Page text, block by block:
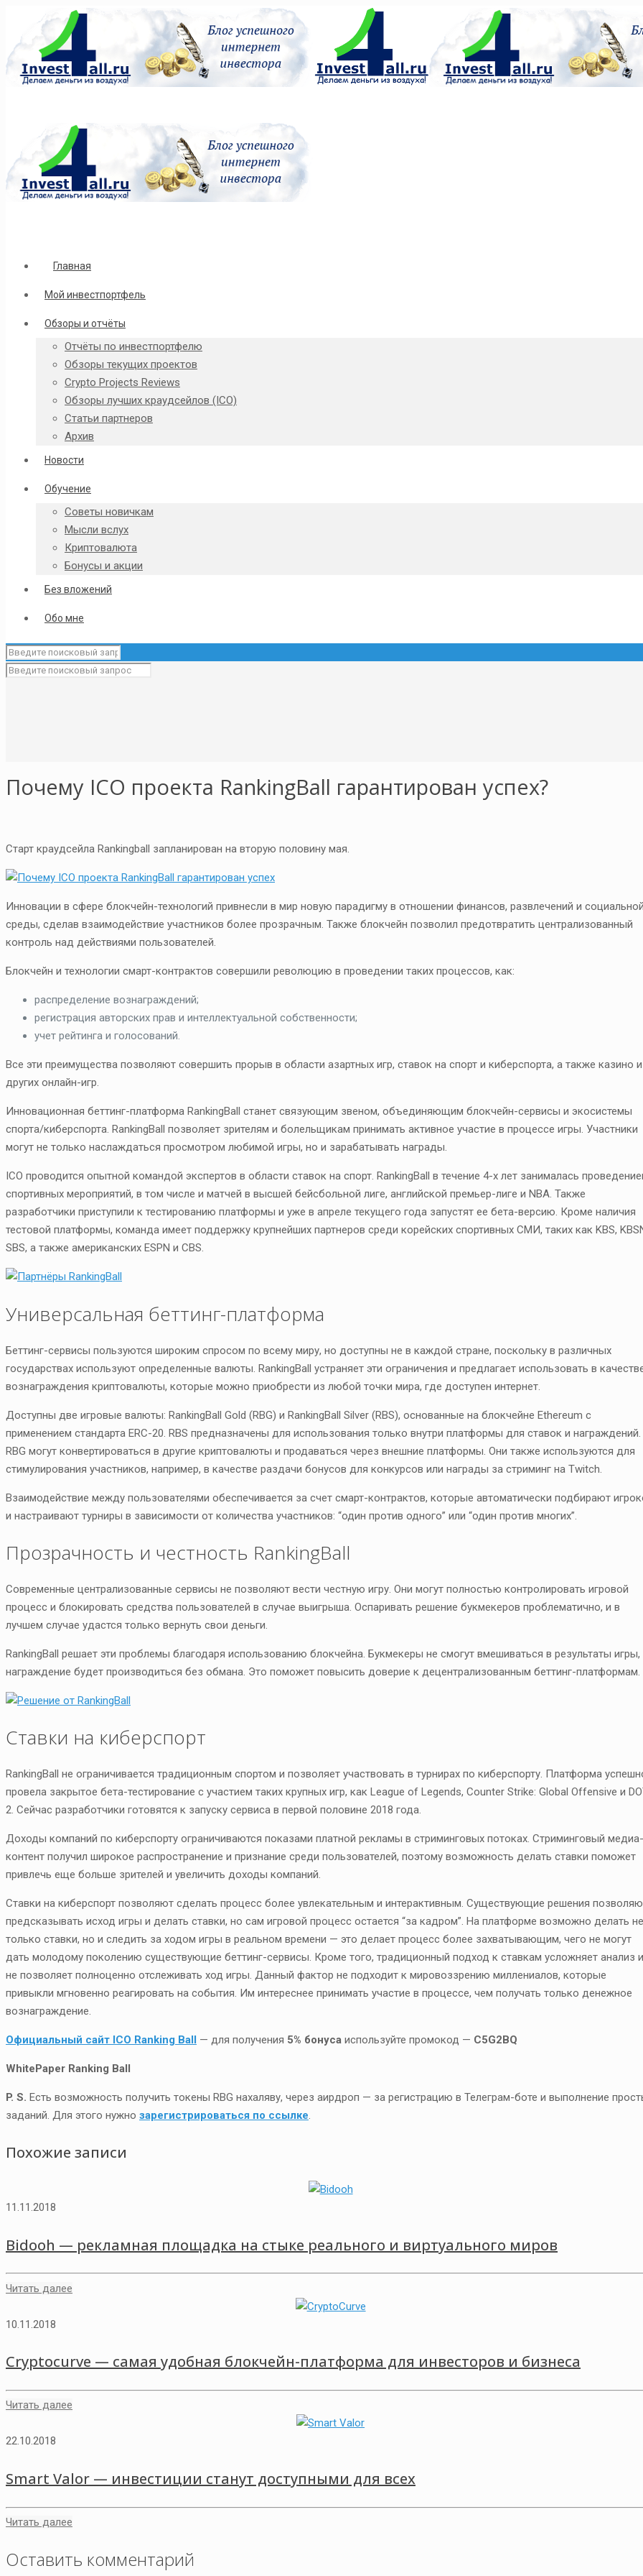
Главная
Мой инвестпортфель
Обзоры и отчёты
Отчёты по инвестпортфелю
Обзоры текущих проектов
Crypto Projects Reviews
Обзоры лучших краудсейлов (ICO)
Статьи партнеров
Архив
Новости
Обучение
Советы новичкам
Мысли вслух
Криптовалюта
Бонусы и акции
Без вложений
Обо мне
Почему ICO проекта RankingBall гарантирован успех?
Старт краудсейла Rankingball запланирован на вторую половину мая.
Инновации в сфере блокчейн-технологий привнесли в мир новую парадигму в отношении финансов, развлечений и
среды, сделав взаимодействие участников более прозрачным. Также блокчейн позволил предотвратить централизованный
контроль над действиями пользователей.
Блокчейн и технологии смарт-контрактов совершили революцию в проведении таких процессов, как:
распределение вознаграждений;
регистрация авторских прав и интеллектуальной собственности;
учет рейтинга и голосований.
Все эти преимущества позволяют совершить прорыв в области азартных игр, ставок на спорт и киберспорта, а также казино и
других онлайн-игр.
Инновационная беттинг-платформа RankingBall станет связующим звеном, объединяющим блокчейн-сервисы и экосистемы
спорта/киберспорта. RankingBall позволяет зрителям и болельщикам принимать активное участие в процессе игры. Участники
могут не только наслаждаться просмотром любимой игры, но и зарабатывать награды.
ICO проводится опытной командой экспертов в области ставок на спорт. RankingBall в течение 4-х лет занималась
спортивных мероприятий, в том числе и матчей в высшей бейсбольной лиге, английской премьер-лиге и NBA. Также
разработчики приступили к тестированию платформы и уже в апреле текущего года запустят ее бета-версию. Кроме наличия
тестовой платформы, команда имеет поддержку крупнейших партнеров среди корейских спортивных СМИ, таких как KBS,
SBS, а также американских ESPN и CBS.
Универсальная беттинг-платформа
Беттинг-сервисы пользуются широким спросом по всему миру, но доступны не в каждой стране, поскольку в различных
государствах используют определенные валюты. RankingBall устраняет эти ограничения и предлагает использовать в
вознаграждения криптовалюты, которые можно приобрести из любой точки мира, где доступен интернет.
Доступны две игровые валюты: RankingBall Gold (RBG) и RankingBall Silver (RBS), основанные на блокчейне Ethereum с
применением стандарта ERC-20. RBS предназначены для использования только внутри платформы для ставок и
RBG могут конвертироваться в другие криптовалюты и продаваться через внешние платформы. Они также используются для
стимулирования участников, например, в качестве раздачи бонусов для конкурсов или награды за стриминг на Twitch.
Взаимодействие между пользователями обеспечивается за счет смарт-контрактов, которые автоматически подбирают
и настраивают турниры в зависимости от количества участников: “один против одного” или “один против многих”.
Прозрачность и честность RankingBall
Современные централизованные сервисы не позволяют вести честную игру. Они могут полностью контролировать игровой
процесс и блокировать средства пользователей в случае выигрыша. Оспаривать решение букмекеров проблематично, и в
лучшем случае удастся только вернуть свои деньги.
RankingBall решает эти проблемы благодаря использованию блокчейна. Букмекеры не смогут вмешиваться в результаты игры,
награждение будет производиться без обмана. Это поможет повысить доверие к децентрализованным беттинг-платформам.
Ставки на киберспорт
RankingBall не ограничивается традиционным спортом и позволяет участвовать в турнирах по киберспорту. Платформа
провела закрытое бета-тестирование с участием таких крупных игр, как League of Legends, Counter Strike: Global Offensive и
2. Сейчас разработчики готовятся к запуску сервиса в первой половине 2018 года.
Доходы компаний по киберспорту ограничиваются показами платной рекламы в стриминговых потоках. Стриминговый медиа-
контент получил широкое распространение и признание среди пользователей, поэтому возможность делать ставки поможет
привлечь еще больше зрителей и увеличить доходы компаний.
Ставки на киберспорт позволяют сделать процесс более увлекательным и интерактивным. Существующие решения
предсказывать исход игры и делать ставки, но сам игровой процесс остается “за кадром”. На платформе возможно делать не
только ставки, но и следить за ходом игры в реальном времени — это делает процесс более захватывающим, чего не могут
дать молодому поколению существующие беттинг-сервисы. Кроме того, традиционный подход к ставкам усложняет анализ и
не позволяет полноценно отслеживать ход игры. Данный фактор не подходит к мировоззрению миллениалов, которые
привыкли мгновенно реагировать на события. Им интереснее принимать участие в процессе, чем получать только денежное
вознаграждение.
Официальный сайт ICO Ranking Ball — для получения 5% бонуса используйте промокод — C5G2BQ
WhitePaper Ranking Ball
P. S. Есть возможность получить токены RBG нахаляву, через аирдроп — за регистрацию в Телеграм-боте и выполнение
заданий. Для этого нужно зарегистрироваться по ссылке.
Похожие записи
11.11.2018
Bidooh — рекламная площадка на стыке реального и виртуального миров
Читать далее
10.11.2018
Cryptocurve — самая удобная блокчейн-платформа для инвесторов и бизнеса
Читать далее
22.10.2018
Smart Valor — инвестиции станут доступными для всех
Читать далее
Оставить комментарий